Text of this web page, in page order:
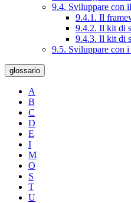
9.4. Sviluppare con
9.4.1. Il
9.4.2. Il kit di
9.4.3. Il kit di
9.5. Sviluppare con
glossario
A
B
C
D
E
I
M
O
S
T
U